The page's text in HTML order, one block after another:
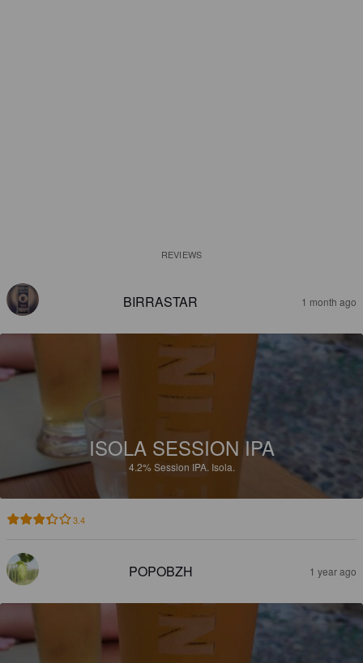
REVIEWS
BIRRASTAR 1 month ago
ISOLA SESSION IPA
4.2%Session IPA. Isola.
3.4
POPOBZH 1 year ago